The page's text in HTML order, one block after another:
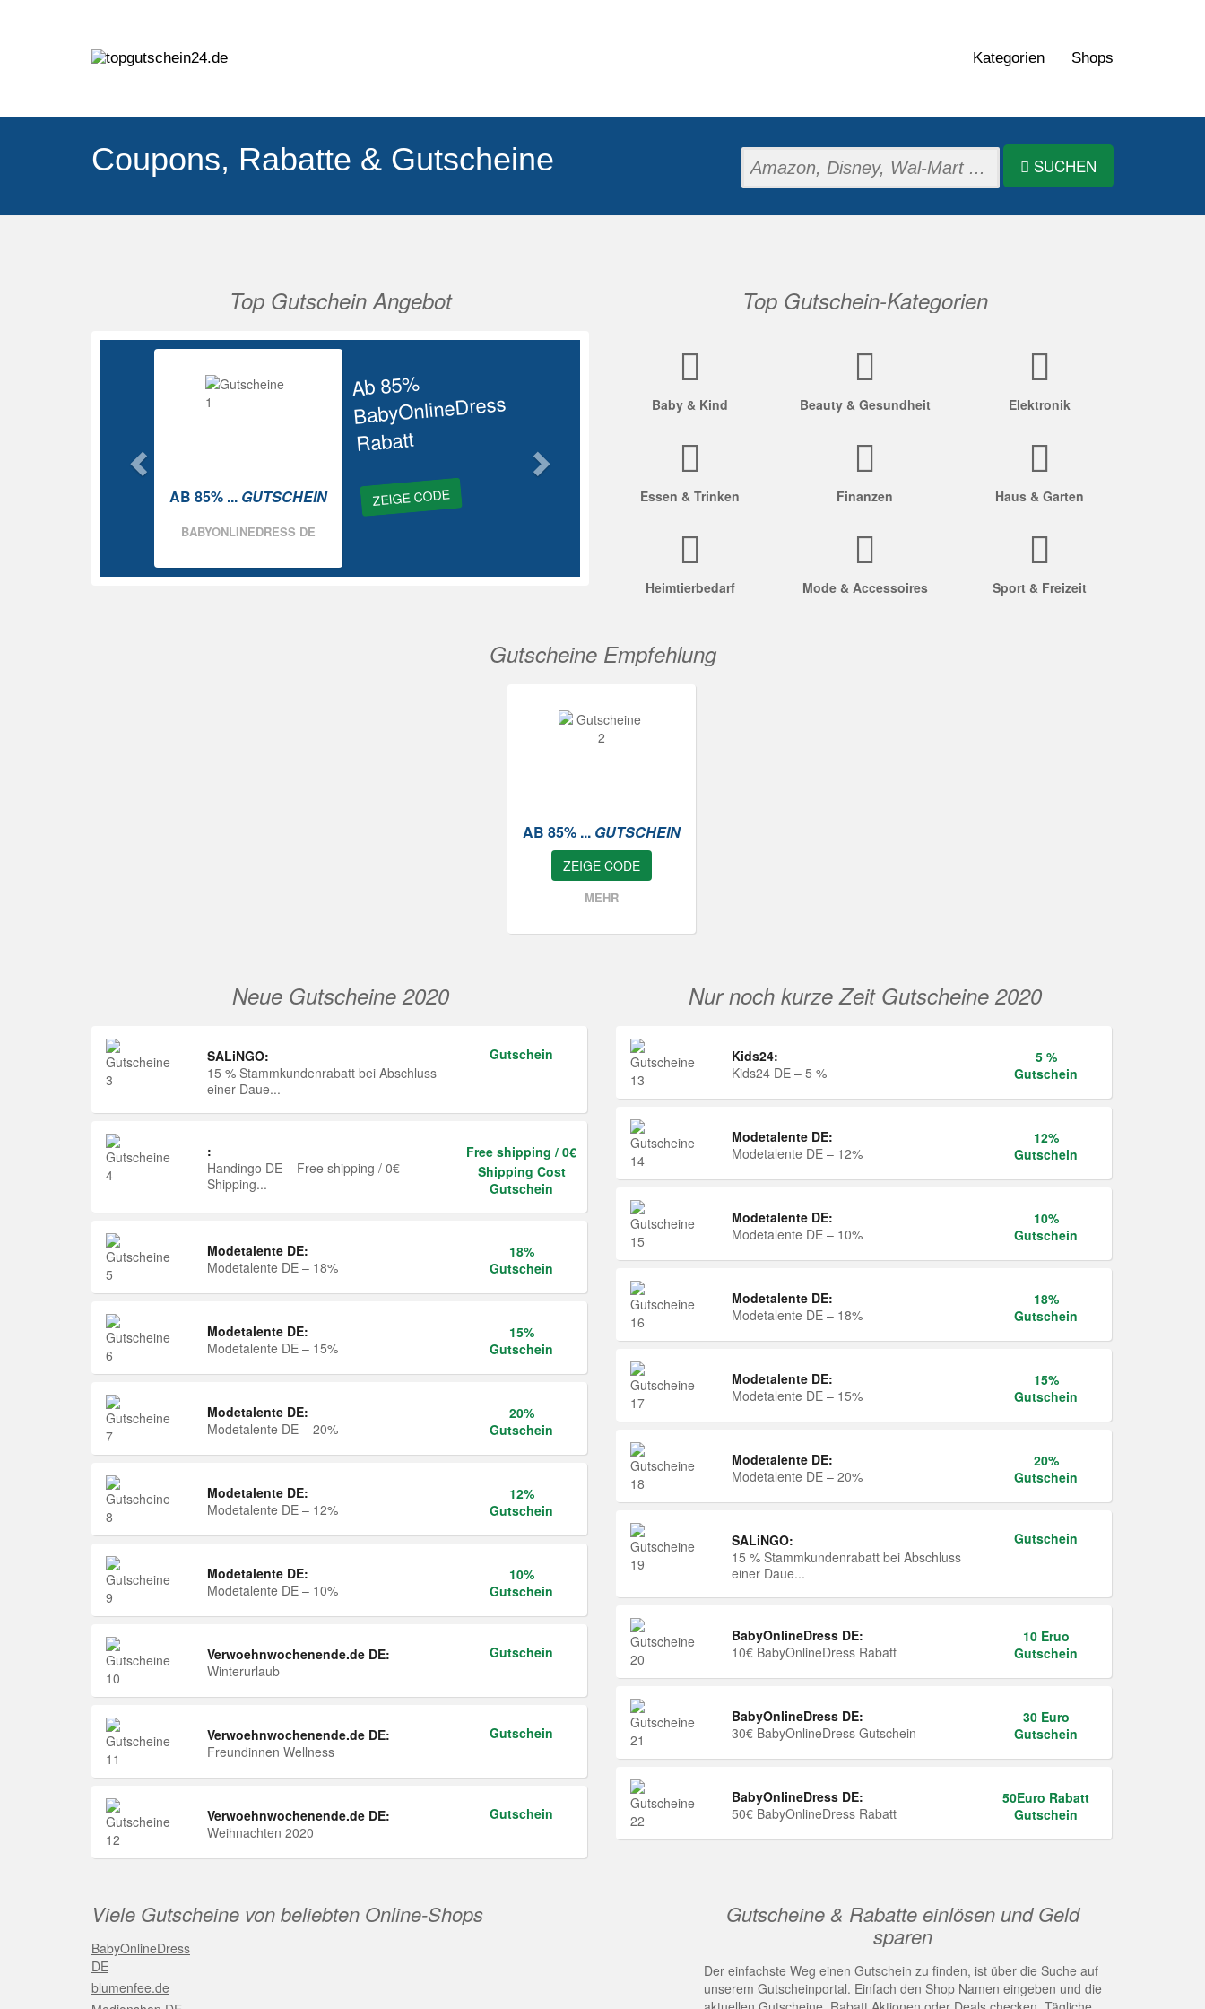
Kategorien Shops
Coupons, Rabatte & Gutscheine SUCHEN
Top Gutschein Angebot
Ab 85%
BabyOnlineDress
Rabatt
ZEIGE CODE
AB 85% ... GUTSCHEIN
BABYONLINEDRESS DE
Vorherige
Top Gutschein-Kategorien
Baby & Kind Beauty & Gesundheit Elektronik
Essen & Trinken Finanzen Haus & Garten
Heimtierbedarf Mode & Accessoires Sport & Freizeit
Gutscheine Empfehlung
AB 85% ... GUTSCHEIN
ZEIGE CODE
MEHR
Neue Gutscheine 2020
SALiNGO:
15 % Stammkundenrabatt bei Abschluss
einer Daue...
Gutschein
:
Handingo DE – Free shipping / 0€
Shipping...
Free shipping / 0€
Shipping Cost
Gutschein
Modetalente DE:
Modetalente DE – 18%
18%
Gutschein
Modetalente DE:
Modetalente DE – 15%
15%
Gutschein
Modetalente DE:
Modetalente DE – 20%
20%
Gutschein
Modetalente DE:
Modetalente DE – 12%
12%
Gutschein
Modetalente DE:
Modetalente DE – 10%
10%
Gutschein
Verwoehnwochenende.de DE:
Winterurlaub
Gutschein
Verwoehnwochenende.de DE:
Freundinnen Wellness
Gutschein
Verwoehnwochenende.de DE:
Weihnachten 2020
Gutschein
Nur noch kurze Zeit Gutscheine 2020
Kids24:
Kids24 DE – 5 %
5 %
Gutschein
Modetalente DE:
Modetalente DE – 12%
12%
Gutschein
Modetalente DE:
Modetalente DE – 10%
10%
Gutschein
Modetalente DE:
Modetalente DE – 18%
18%
Gutschein
Modetalente DE:
Modetalente DE – 15%
15%
Gutschein
Modetalente DE:
Modetalente DE – 20%
20%
Gutschein
SALiNGO:
15 % Stammkundenrabatt bei Abschluss
einer Daue...
Gutschein
BabyOnlineDress DE:
10€ BabyOnlineDress Rabatt
10 Eruo
Gutschein
BabyOnlineDress DE:
30€ BabyOnlineDress Gutschein
30 Euro
Gutschein
BabyOnlineDress DE:
50€ BabyOnlineDress Rabatt
50Euro Rabatt
Gutschein
Viele Gutscheine von beliebten Online-Shops
BabyOnlineDress
DE
blumenfee.de
Gutscheine & Rabatte einlösen und Geld
sparen
Der einfachste Weg einen Gutschein zu finden, ist über die Suche auf
unserem Gutscheinportal. Einfach den Shop Namen eingeben und die